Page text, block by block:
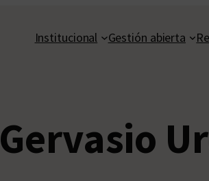
Institucional Gestión abierta
Gervasio